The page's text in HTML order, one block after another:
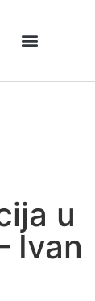
u
Ivan